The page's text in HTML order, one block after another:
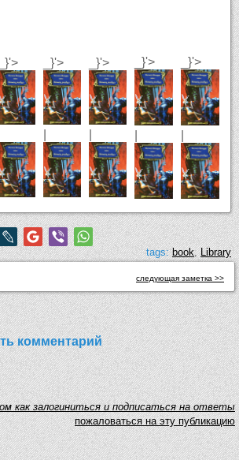
_}'> _}'> _}'> _}'> _}'>
tags: book,Library
следующая заметка >>
комментарий
как залогиниться и подписаться на ответы
пожаловаться на эту публикацию